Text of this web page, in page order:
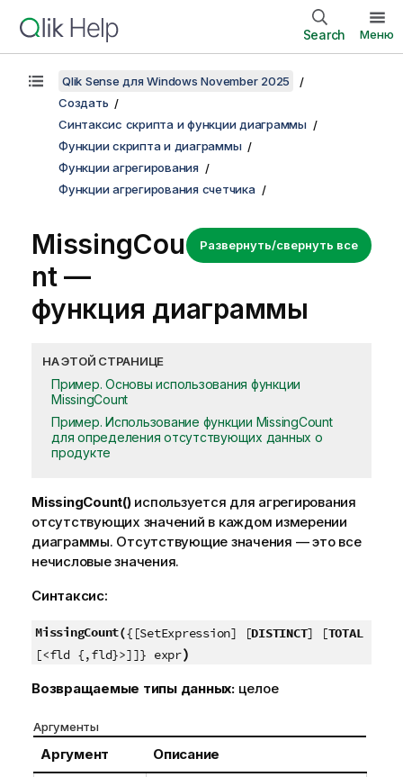
Search Меню
Qlik Sense для Windows November 2025
Создать
Синтаксис скрипта и функции диаграммы
Функции скрипта и диаграммы
Функции агрегирования
Функции агрегирования счетчика
Развернуть/свернуть все
MissingCou
nt—
функция диаграммы
НА ЭТОЙ СТРАНИЦЕ
Пример. Основы использования функции
MissingCount
Пример. Использование функции MissingCount
для определения отсутствующих данных о
продукте
MissingCount() используется для агрегирования
отсутствующих значений в каждом измерении
диаграммы. Отсутствующие значения — это все
нечисловые значения.
Синтаксис:
MissingCount({[SetExpression] [DISTINCT] [TOTAL
[<fld {,fld}>]]} expr)
Возвращаемые типы данных: целое
Аргументы
Аргумент Описание